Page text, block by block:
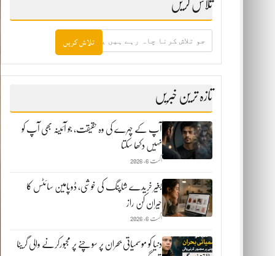
تلاش کریں
چاہ
رہے
تازہ ترین خبریں
آپ کے چہرے کی وہ حقیقت، جو آئینہ بھی آپ کو
نہیں دکھا سکتا
اگست 6, 2026
بغیر خریدے شاپنگ کی خوشی، ڈوپامین سائٹس کا
حیران کن راز
اگست 6, 2026
دنیا کو موسمیاتی بحران پر سوچنے پر مجبورکرنے والی گریٹا